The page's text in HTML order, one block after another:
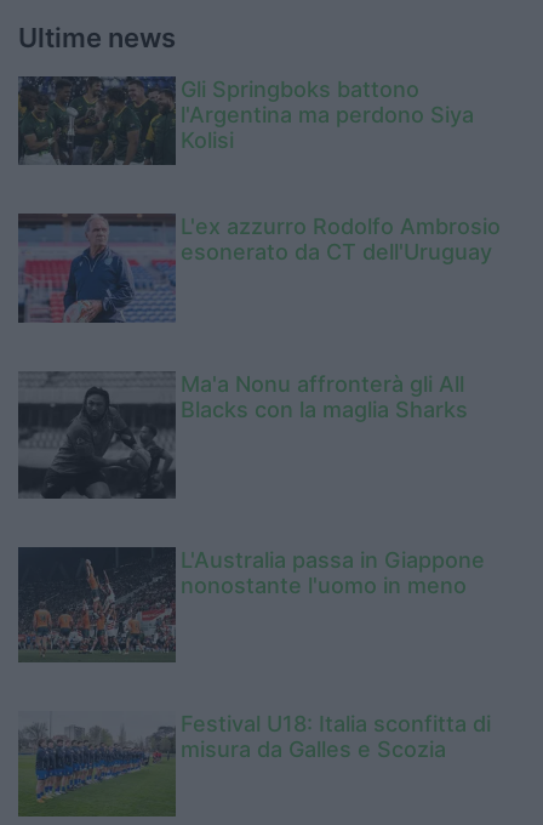
Ultime news
Gli Springboks battono
l'Argentina ma perdono Siya
Kolisi
L'ex azzurro Rodolfo Ambrosio
esonerato da CT dell'Uruguay
Ma'a Nonu affronterà gli All
Blacks con la maglia Sharks
L'Australia passa in Giappone
nonostante l'uomo in meno
Festival U18: Italia sconfitta di
misura da Galles e Scozia